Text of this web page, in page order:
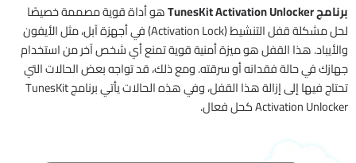
برنامج TunesKit Activation Unlocker
هو أداة قوية مصممة خصيصًا
لحل مشكلة قفل التنشيط (Activation Lock) في أجهزة آبل، مثل الأيفون
والأيباد. هذا القفل هو ميزة أمنية قوية تمنع أي شخص آخر من استخدام
جهازك في حالة فقدانه أو سرقته. ومع ذلك، قد تواجه بعض الحالات التي
تحتاج فيها إلى إزالة هذا القفل، وفي هذه الحالات يأتي برنامج TunesKit
Activation Unlocker كحل فعال.